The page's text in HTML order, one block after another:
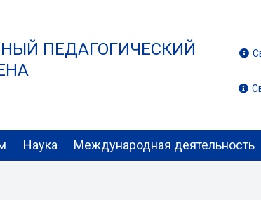
ПЕДАГОГИЧЕСКИЙ
Наука Международная деятельность